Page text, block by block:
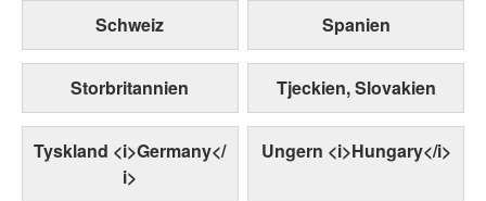
Schweiz Spanien
Storbritannien Tjeckien, Slovakien
Tyskland <i>Germany</
i>
Ungern <i>Hungary</i>